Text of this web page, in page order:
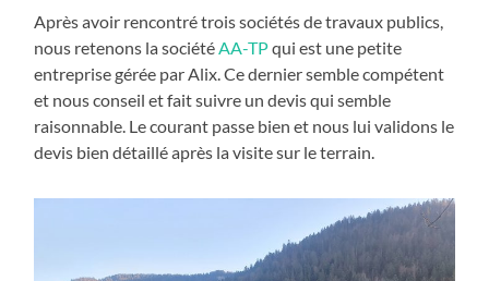
Après avoir rencontré trois sociétés de travaux publics,
nous retenons la sociétéAA-TPqui est une petite
entreprise gérée par Alix. Ce dernier semble compétent
et nous conseil et fait suivre un devis qui semble
raisonnable. Le courant passe bien et nous lui validons le
devis bien détaillé après la visite sur le terrain.